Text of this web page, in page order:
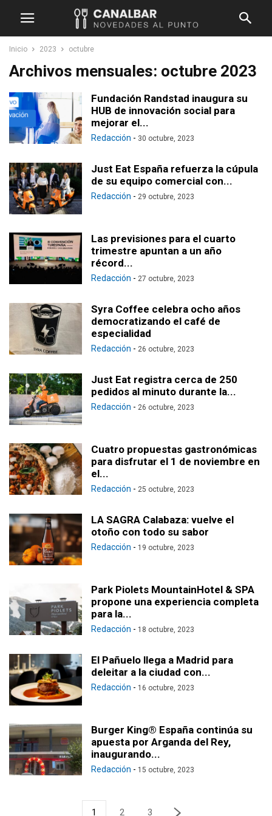
Inicio 2023 octubre
Archivos mensuales: octubre 2023
Fundación Randstad inaugura su
HUB de innovación social para
mejorar el...
Redacción - 30 octubre, 2023
Just Eat España refuerza la cúpula
de su equipo comercial con...
Redacción - 29 octubre, 2023
Las previsiones para el cuarto
trimestre apuntan a un año
récord...
Redacción - 27 octubre, 2023
Syra Coffee celebra ocho años
democratizando el café de
especialidad
Redacción - 26 octubre, 2023
Just Eat registra cerca de 250
pedidos al minuto durante la...
Redacción - 26 octubre, 2023
Cuatro propuestas gastronómicas
para disfrutar el 1 de noviembre en
el...
Redacción - 25 octubre, 2023
LA SAGRA Calabaza: vuelve el
otoño con todo su sabor
Redacción - 19 octubre, 2023
Park Piolets MountainHotel & SPA
propone una experiencia completa
para la...
Redacción - 18 octubre, 2023
El Pañuelo llega a Madrid para
deleitar a la ciudad con...
Redacción - 16 octubre, 2023
Burger King® España continúa su
apuesta por Arganda del Rey,
inaugurando...
Redacción - 15 octubre, 2023
1 2 3